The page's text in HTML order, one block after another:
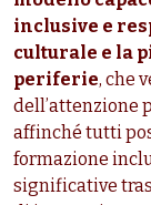
inclusive e
culturale e la
periferie, che
dell’attenzione
affinché tutti
formazione
significative